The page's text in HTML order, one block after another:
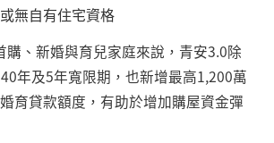
無自有住宅資格
購、新婚與育兒家庭來說，青安3.0除
40年及5年寬限期，也新增最高1,200萬
育貸款額度，有助於增加購屋資金彈